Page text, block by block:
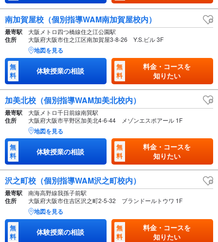
南加賀屋校（個別指導WAM南加賀屋校内）
最寄駅 大阪メトロ四つ橋線住之江公園駅
住所 大阪府大阪市住之江区南加賀屋3-8-26 Y.S.ビル 3F
地図を見る
無
料
体験授業の相談
無
料
料金・コースを
知りたい
加美北校（個別指導WAM加美北校内）
最寄駅 大阪メトロ千日前線南巽駅
住所 大阪府大阪市平野区加美北4-6-44 メゾンエスポアール 1F
地図を見る
無
料
体験授業の相談
無
料
料金・コースを
知りたい
沢之町校（個別指導WAM沢之町校内）
最寄駅 南海高野線我孫子前駅
住所 大阪府大阪市住吉区沢之町2-5-32 ブランドールトウワ 1F
地図を見る
無
料
体験授業の相談
無
料
料金・コースを
知りたい